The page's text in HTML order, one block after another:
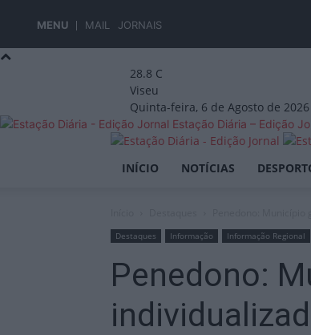
MENU MAIL JORNAIS
28.8 C
Viseu
Quinta-feira, 6 de Agosto de 2026
Estação Diária – Edição
INÍCIO NOTÍCIAS
Destaques Informação Informação Regional
Penedono: